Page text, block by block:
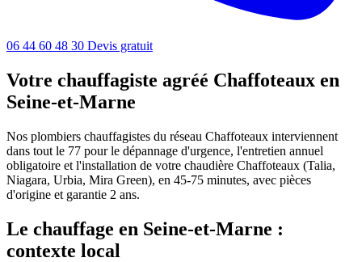
06 44 60 48 30 Devis gratuit
Votre chauffagiste agréé Chaffoteaux en
Seine-et-Marne
Nos plombiers chauffagistes du réseau Chaffoteaux interviennent
dans tout le 77 pour le dépannage d'urgence, l'entretien annuel
obligatoire et l'installation de votre chaudière Chaffoteaux (Talia,
Niagara, Urbia, Mira Green), en 45-75 minutes, avec pièces
d'origine et garantie 2 ans.
Le chauffage en Seine-et-Marne :
contexte local